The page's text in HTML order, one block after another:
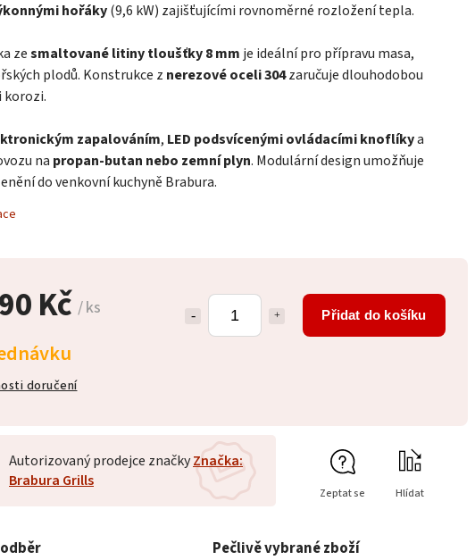
Kč / ks Přidat do košíku
doručení
hořáky(9,6 kW) zajišťujícími rovnoměrné rozložení tepla.
zesmaltované litiny tloušťky 8 mm je ideální pro přípravu masa,
plodů. Konstrukce z nerezové oceli 304zaručuje dlouhodobou
korozi.
zapalováním, LED podsvícenými ovládacími knoflíkya
na propan-butan nebo zemní plyn. Modulární design umožňuje
do venkovní kuchyně Brabura.
Autorizovaný prodejce značkyZnačka:
Brabura Grills
Zeptat se Hlídat
Pečlivě vybrané zboží